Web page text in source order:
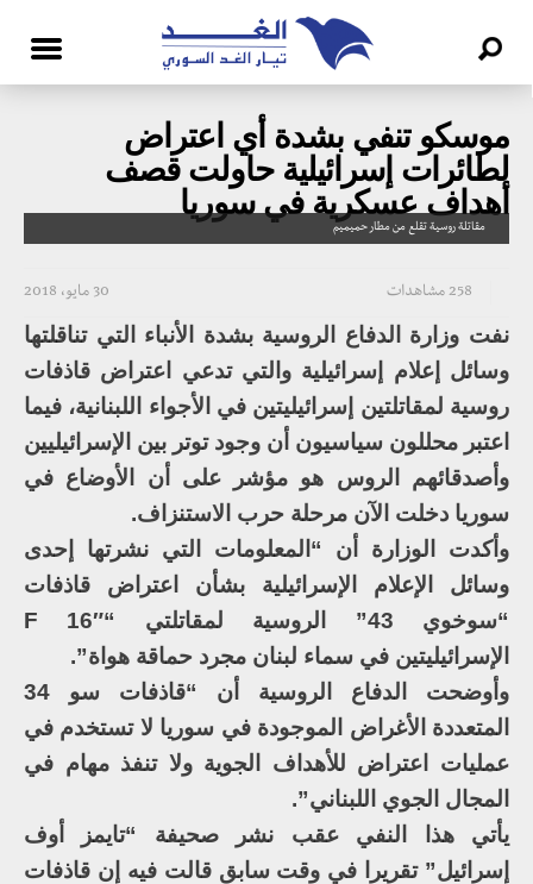
موسكو تنفي بشدة أي اعتراض
لطائرات إسرائيلية حاولت قصف
أهداف عسكرية في سوريا
مقاتلة روسية تقلع من مطار حميميم
30 مايو، 2018 258 مشاهدات
نفت وزارة الدفاع الروسية بشدة الأنباء التي تناقلتها
وسائل إعلام إسرائيلية والتي تدعي اعتراض قاذفات
روسية لمقاتلتين إسرائيليتين في الأجواء اللبنانية، فيما
اعتبر محللون سياسيون أن وجود توتر بين الإسرائيليين
وأصدقائهم الروس هو مؤشر على أن الأوضاع في
سوريا دخلت الآن مرحلة حرب الاستنزاف.
وأكدت الوزارة أن “المعلومات التي نشرتها إحدى
وسائل الإعلام الإسرائيلية بشأن اعتراض قاذفات
“سوخوي 43” الروسية لمقاتلتي “F 16″
الإسرائيليتين في سماء لبنان مجرد حماقة هواة”.
وأوضحت الدفاع الروسية أن “قاذفات سو 34
المتعددة الأغراض الموجودة في سوريا لا تستخدم في
عمليات اعتراض للأهداف الجوية ولا تنفذ مهام في
المجال الجوي اللبناني”.
يأتي هذا النفي عقب نشر صحيفة “تايمز أوف
إسرائيل” تقريرا في وقت سابق قالت فيه إن قاذفات